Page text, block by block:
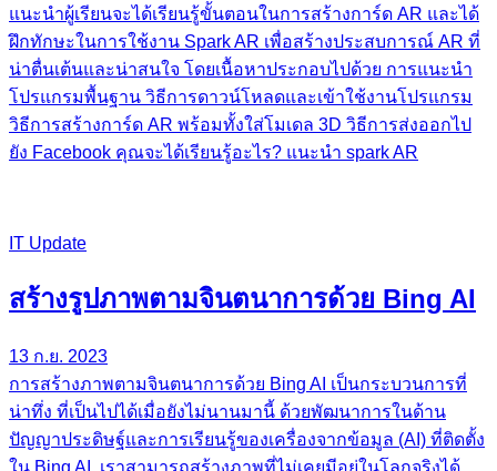
แนะนำผู้เรียนจะได้เรียนรู้ขั้นตอนในการสร้างการ์ด AR และได้
ฝึกทักษะในการใช้งาน Spark AR เพื่อสร้างประสบการณ์ AR ที่
น่าตื่นเต้นและน่าสนใจ โดยเนื้อหาประกอบไปด้วย การแนะนำ
โปรแกรมพื้นฐาน วิธีการดาวน์โหลดและเข้าใช้งานโปรแกรม
วิธีการสร้างการ์ด AR พร้อมทั้งใส่โมเดล 3D วิธีการส่งออกไป
ยัง Facebook คุณจะได้เรียนรู้อะไร? แนะนำ spark AR
IT Update
สร้างรูปภาพตามจินตนาการด้วย Bing AI
13 ก.ย. 2023
การสร้างภาพตามจินตนาการด้วย Bing AI เป็นกระบวนการที่
น่าทึ่ง ที่เป็นไปได้เมื่อยังไม่นานมานี้ ด้วยพัฒนาการในด้าน
ปัญญาประดิษฐ์และการเรียนรู้ของเครื่องจากข้อมูล (AI) ที่ติดตั้ง